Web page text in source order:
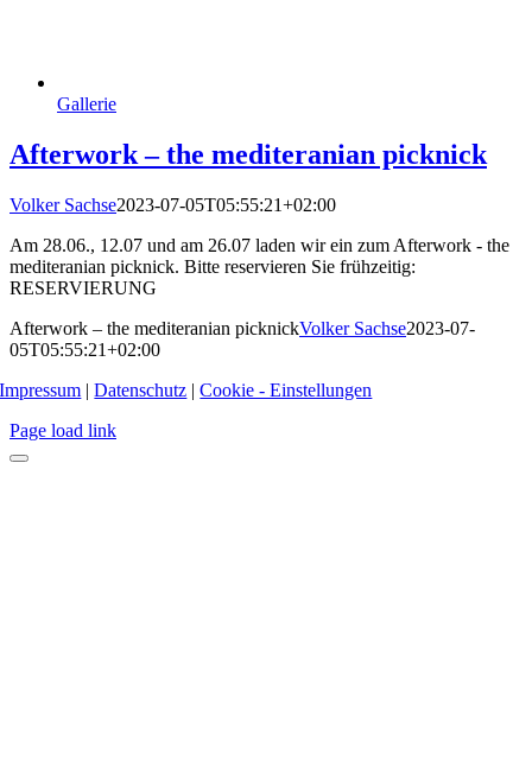
Gallerie
Afterwork – the mediteranian picknick
Volker Sachse2023-07-05T05:55:21+02:00
Am 28.06., 12.07 und am 26.07 laden wir ein zum Afterwork - the
mediteranian picknick. Bitte reservieren Sie frühzeitig:
RESERVIERUNG
Afterwork – the mediteranian picknickVolker Sachse2023-07-
05T05:55:21+02:00
Impressum |Datenschutz |Cookie - Einstellungen
Page load link